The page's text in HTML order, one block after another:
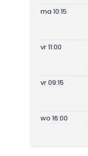
ma 10:15
vr 11:00
vr 09:15
wo 16:00